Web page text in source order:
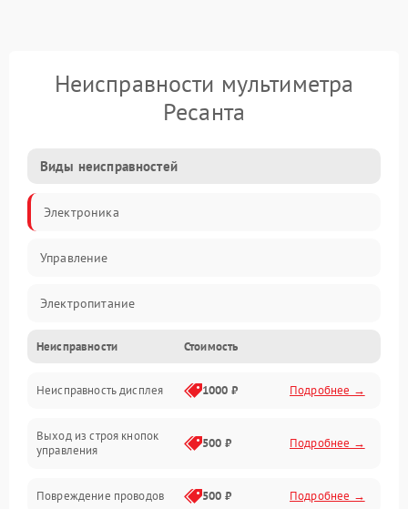
Неисправности мультиметра
Ресанта
Виды неисправностей
Электроника
Управление
Электропитание
Измерения
Индикация
Механические повреждения
Неисправности Стоимость
Неисправность дисплея 1000 ₽ Подробнее →
Выход из строя кнопок
управления
500 ₽ Подробнее →
Повреждение проводов 500 ₽ Подробнее →